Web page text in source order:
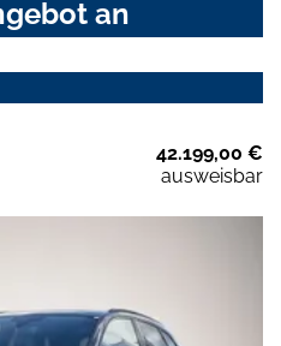
an
42.199,00 €
ausweisbar